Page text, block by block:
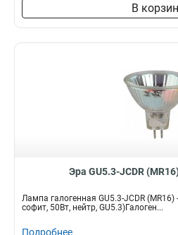
В
Эра GU5.3-JCDR
Лампа галогенная GU5.3-JCDR (MR16)
софит, 50Вт, нейтр, GU5.3)Галоген...
Подробнее